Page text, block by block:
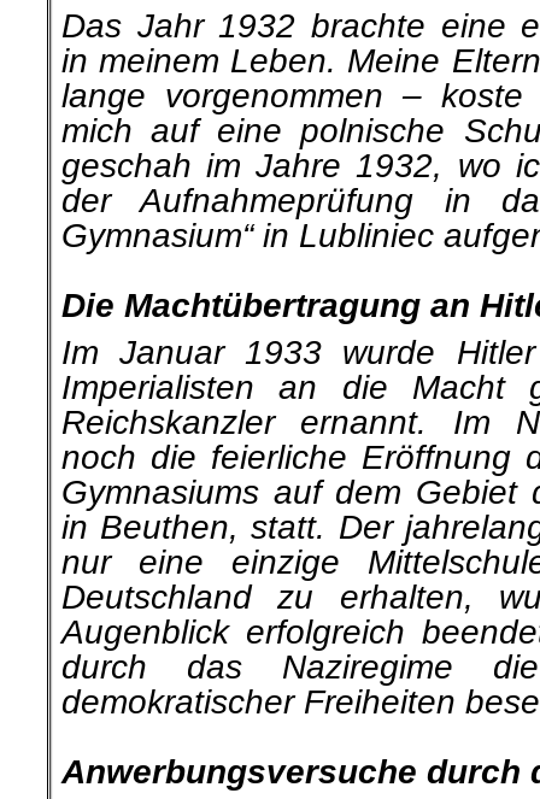
Das Jahr 1932 brachte eine
in meinem Leben. Meine
lange vorgenommen –
mich auf eine polnische
geschah im Jahre 1932, wo
der Aufnahmeprüfung in
Gymnasium“ in Lubliniec
Die Machtübertragung an
Im Januar 1933 wurde
Imperialisten an die Macht
Reichskanzler ernannt. Im
noch die feierliche Eröffnung
Gymnasiums auf dem Gebiet
in Beuthen, statt. Der
nur eine einzige
Deutschland zu erhalten,
Augenblick erfolgreich
durch das Naziregime
demokratischer Freiheiten
Anwerbungsversuche durch